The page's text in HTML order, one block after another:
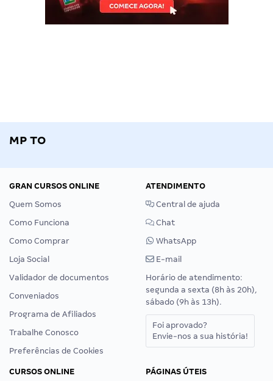
MP TO
GRAN CURSOS ONLINE
Quem Somos
Como Funciona
Como Comprar
Loja Social
Validador de documentos
Conveniados
Programa de Afiliados
Trabalhe Conosco
Preferências de Cookies
ATENDIMENTO
Central de ajuda
Chat
WhatsApp
E-mail
Horário de atendimento:
segunda a sexta (8h às 20h),
sábado (9h às 13h).
Foi aprovado?
Envie-nos a sua história!
CURSOS ONLINE
PÁGINAS ÚTEIS